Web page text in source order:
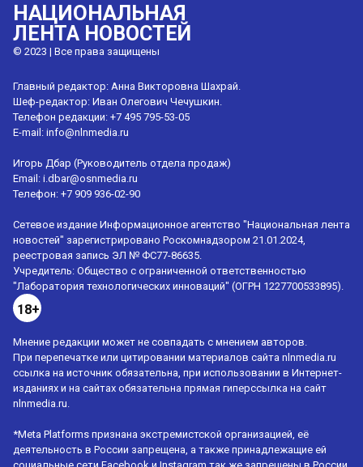
НАЦИОНАЛЬНАЯ
ЛЕНТА НОВОСТЕЙ
© 2023 | Все права защищены
Главный редактор: Анна Викторовна Шахрай.
Шеф-редактор: Иван Олегович Чечушкин.
Телефон редакции: +7 495 795-53-05
E-mail: info@nlnmedia.ru
Игорь Дбар (Руководитель отдела продаж)
Email: i.dbar@osnmedia.ru
Телефон: +7 909 936-02-90
Сетевое издание Информационное агентство "Национальная лента
новостей" зарегистрировано Роскомнадзором 21.01.2024,
реестровая запись ЭЛ № ФС77-86635.
Учредитель: Общество с ограниченной ответственностью
"Лаборатория технологических инноваций" (ОГРН 1227700533895).
18+
Мнение редакции может не совпадать с мнением авторов.
При перепечатке или цитировании материалов сайта nlnmedia.ru
ссылка на источник обязательна, при использовании в Интернет-
изданиях и на сайтах обязательна прямая гиперссылка на сайт
nlnmedia.ru.
*Meta Platforms признана экстремистской организацией, её
деятельность в России запрещена, а также принадлежащие ей